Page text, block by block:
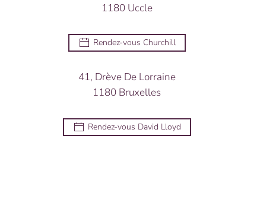
1180 Uccle
Rendez-vous Churchill
41, Drève De Lorraine
1180 Bruxelles
Rendez-vous David Lloyd